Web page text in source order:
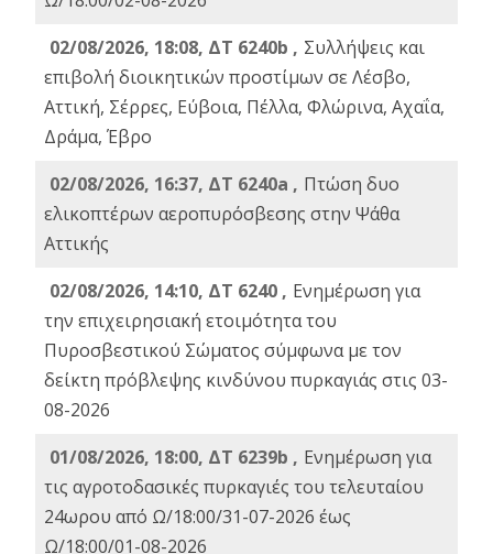
02/08/2026, 18:08, ΔΤ 6240b , Συλλήψεις και
επιβολή διοικητικών προστίμων σε Λέσβο,
Αττική, Σέρρες, Εύβοια, Πέλλα, Φλώρινα, Αχαΐα,
Δράμα, Έβρο
02/08/2026, 16:37, ΔΤ 6240a , Πτώση δυο
ελικοπτέρων αεροπυρόσβεσης στην Ψάθα
Αττικής
02/08/2026, 14:10, ΔΤ 6240 , Ενημέρωση για
την επιχειρησιακή ετοιμότητα του
Πυροσβεστικού Σώματος σύμφωνα με τον
δείκτη πρόβλεψης κινδύνου πυρκαγιάς στις 03-
08-2026
01/08/2026, 18:00, ΔΤ 6239b , Ενημέρωση για
τις αγροτοδασικές πυρκαγιές του τελευταίου
24ωρου από Ω/18:00/31-07-2026 έως
Ω/18:00/01-08-2026